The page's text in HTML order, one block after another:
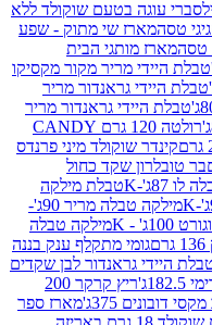
בטעם שוקולד ללא
שי מתוק - שפע
הבית
מקור מקסיקו
מריר
גראנדור מריר
רולטה 120 גרם CANDY
מיני פרנדס
שקד כחול
טבלת מילקה
מילקה טבלה מריר 90ג'-
מילקה טבלה
מתקלף ענק בננה
לבן שקדים
ריץ קרקר 200
מארז ספר